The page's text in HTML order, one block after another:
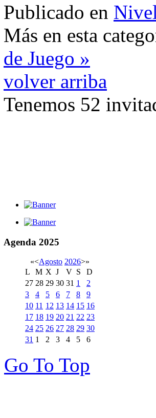
Publicado en
Más en esta
de Juego »
volver arriba
Tenemos 52
Agenda 2025
«<Agosto 2026>»
L
M X J V S
D
27 28 29 30 31 1
2
3
4 5 6 7 8
9
10 11 12 13 14 15 16
17 18 19 20 21 22 23
24 25 26 27 28 29 30
31 1 2 3 4 5 6
Go To Top